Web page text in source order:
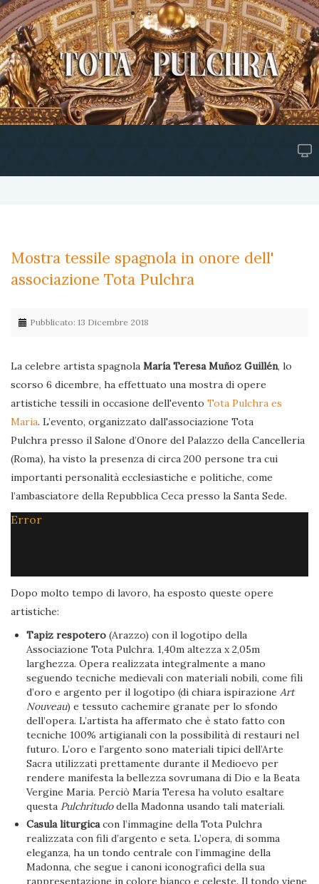
Mostra tessile spagnola in onore dell'
associazione Tota Pulchra
Pubblicato: 13 Dicembre 2018
La celebre artista spagnola María Teresa Muñoz Guillén, lo
scorso 6 dicembre, ha effettuato una mostra di opere
artistiche tessili in occasione dell'evento Tota Pulchra es
Maria. L’evento, organizzato dall'associazione Tota
Pulchra presso il Salone d’Onore del Palazzo della Cancelleria
(Roma), ha visto la presenza di circa 200 persone tra cui
importanti personalità ecclesiastiche e politiche, come
l’ambasciatore della Repubblica Ceca presso la Santa Sede.
Error
Dopo molto tempo di lavoro, ha esposto queste opere
artistiche:
Tapiz respotero (Arazzo) con il logotipo della
Associazione Tota Pulchra. 1,40m altezza x 2,05m
larghezza. Opera realizzata integralmente a mano
seguendo tecniche medievali con materiali nobili, come fili
d’oro e argento per il logotipo (di chiara ispirazioneArt
Nouveau) e tessuto cachemire granate per lo sfondo
dell’opera. L’artista ha affermato che è stato fatto con
tecniche 100% artigianali con la possibilità di restauri nel
futuro. L’oro e l’argento sono materiali tipici dell’Arte
Sacra utilizzati prettamente durante il Medioevo per
rendere manifesta la bellezza sovrumana di Dio e la Beata
Vergine Maria. Perciò María Teresa ha voluto esaltare
questa Pulchritudodella Madonna usando tali materiali.
Casula liturgicacon l’immagine della Tota Pulchra
realizzata con fili d’argento e seta. L’opera, di somma
eleganza, ha un tondo centrale con l’immagine della
Madonna, che segue i canoni iconografici della sua
rappresentazione in colore bianco e celeste. Il tondo viene